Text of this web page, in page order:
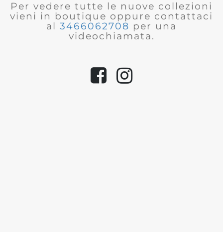
Per vedere tutte le nuove collezioni
vieni in boutique oppure contattaci
al 3466062708 per una
videochiamata.